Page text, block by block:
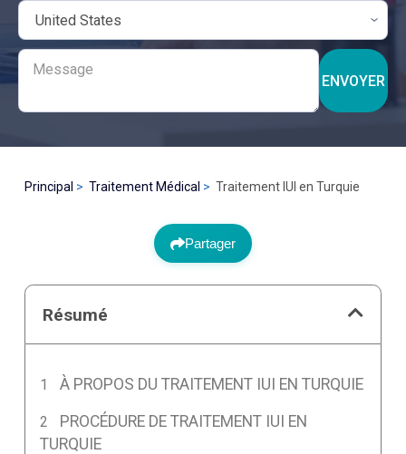
ENVOYER
Principal Traitement Médical Traitement IUI en Turquie
Partager
Résumé
À PROPOS DU TRAITEMENT IUI EN TURQUIE
PROCÉDURE DE TRAITEMENT IUI EN
TURQUIE